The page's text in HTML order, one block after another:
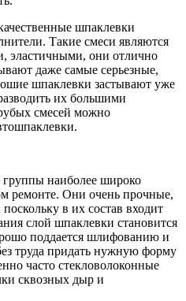
шпаклевки
Такие смеси являются
эластичными, они отлично
даже самые серьезные,
шпаклевки застывают уже
их большими
смесей можно
наиболее широко
ремонте. Они очень прочные,
в их состав входит
слой шпаклевки становится
поддается шлифованию и
труда придать нужную форму
часто стекловолоконные
сквозных дыр и